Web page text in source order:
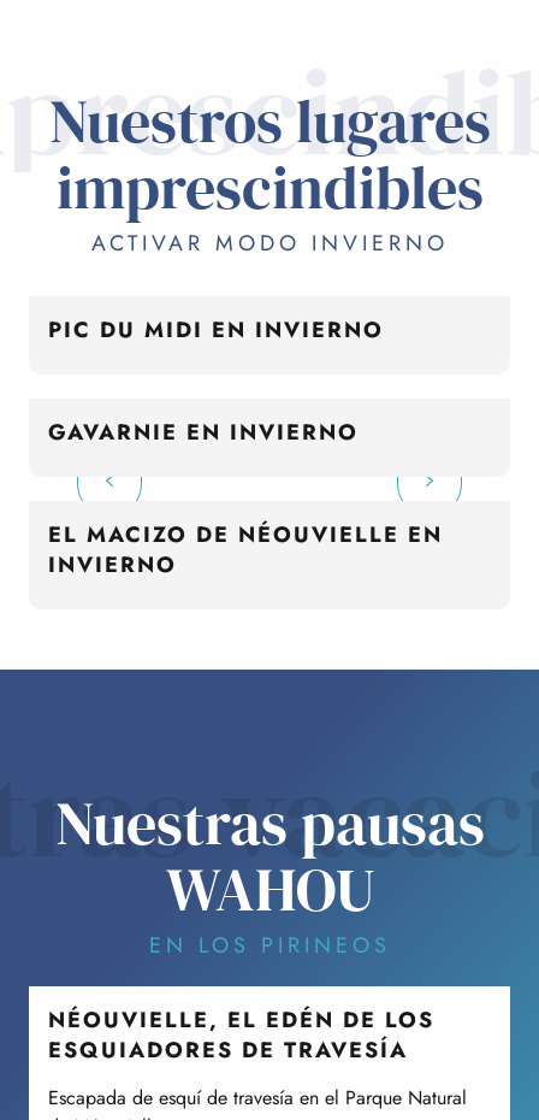
Nuestros lugares
imprescindibles
ACTIVAR MODO INVIERNO
PIC DU MIDI EN INVIERNO
GAVARNIE EN INVIERNO
EL MACIZO DE NÉOUVIELLE EN
INVIERNO
Nuestras pausas
WAHOU
EN LOS PIRINEOS
NÉOUVIELLE, EL EDÉN DE LOS
ESQUIADORES DE TRAVESÍA
Escapada de esquí de travesía en el Parque Natural